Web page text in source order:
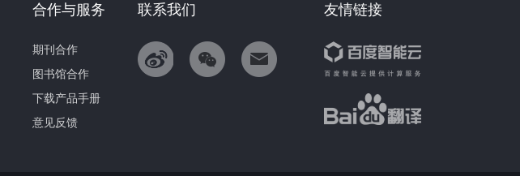
友情链接
联系我们
合作与服务
期刊合作
图书馆合作
下载产品手册
意见反馈